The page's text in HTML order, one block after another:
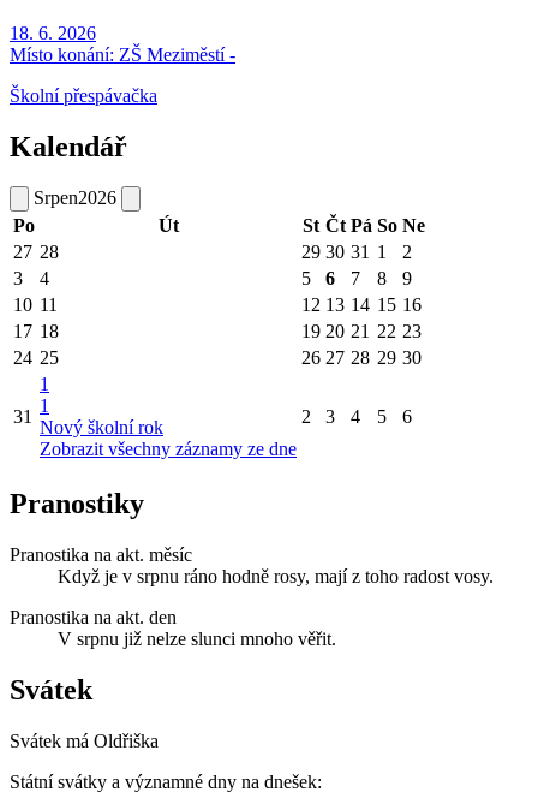
18. 6. 2026
Místo konání: ZŠ Meziměstí -
Školní přespávačka
Kalendář
Srpen2026
Po
Út St Čt Pá So Ne
27 28 29 30 31 1
2
3
4 5 6 7 8
9
10 11 12 13 14 15 16
17 18 19 20 21 22 23
24 25 26 27 28 29 30
31
1
1
Nový školní rok
Zobrazit všechny záznamy ze dne
2 3 4 5 6
Pranostiky
Pranostika na akt. měsíc
Když je v srpnu ráno hodně rosy, mají z toho radost vosy.
Pranostika na akt. den
V srpnu již nelze slunci mnoho věřit.
Svátek
Svátek má Oldřiška
Státní svátky a významné dny na dnešek: